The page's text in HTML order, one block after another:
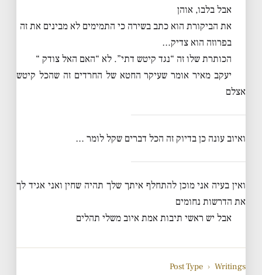
אבל בלבו, אוהן
את הביקורת הוא כתב בשירה כי התמימים לא מבינים את זה
בפרוזה הוא צדיק…
הכותרת שלו זה “נגד קיטש דתי”. לא “האם האל צודק “
יעקב מאיר אומר שעיקר החטא של החרדים זה שהכל קיטש
אצלם
ואיוב עונה כן בדיוק זה הכל דברים שקל לומר …
ואין בעיה אני מוכן להתחלף איתך שלך תהיה שחין ואני אגיד לך
את הדרשות נחומים
אבל יש ראשי תיבות אמת איוב משלי תהלים
Post Type › Writings